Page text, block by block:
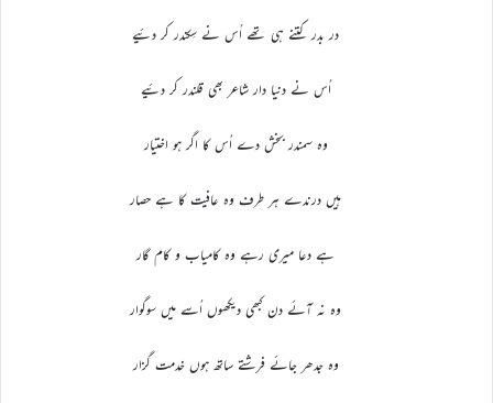
در بدر کتنے ہی تھے اُس نے سِکندر کر دئیے
اُس نے دنیا دار شاعر بھی قلندر کر دئیے
وہ سمندر بخش دے اُس کا اگر ہو اختیار
ہیں درندے ہر طرف وہ عافیت کا ہے حصار
ہے دعا میری رہے وہ کامیاب و کام گار
وہ نہ آئے دن کبھی دیکھوں اُسے میں سوگوار
وہ جدھر جائے فرشتے ساتھ ہوں خدمت گزار